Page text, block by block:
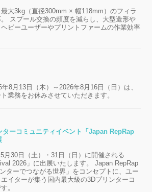
大3kg（直径300mm × 幅118mm）のフィラ
スプール交換の頻度を減らし、大型造形や
ビーユーザーやプリントファームの作業効率
8月13日（木）～2026年8月16日（日）は、
業務をお休みさせていただきます。
ターコミュニティイベント「Japan RepRap
月30日（土）・31日（日）に開催される
2026」に出展いたします。 Japan RepRap
ターでつながる世界」をコンセプトに、ユー
イターが集う国内最大級の3Dプリンターコ
。